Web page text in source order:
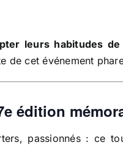
leurs habitudes
de cet événement
édition
passionnés : ce